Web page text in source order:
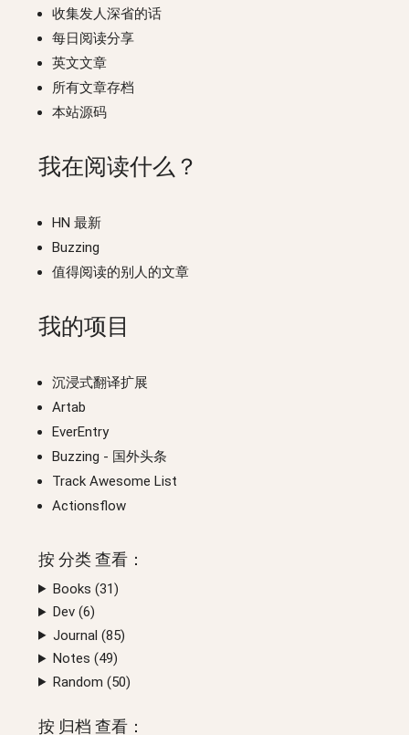
收集发人深省的话
每日阅读分享
英文文章
所有文章存档
本站源码
我在阅读什么？
HN 最新
Buzzing
值得阅读的别人的文章
我的项目
沉浸式翻译扩展
Artab
EverEntry
Buzzing - 国外头条
Track Awesome List
Actionsflow
按 分类 查看：
Books (31)
Dev (6)
Journal (85)
Notes (49)
Random (50)
按 归档 查看：